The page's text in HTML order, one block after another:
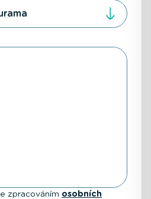
zpracováním osobních